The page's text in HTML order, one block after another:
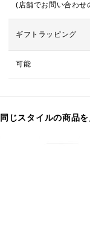
(店舗でお問い合わせ
ギフトラッピング
可能
同じスタイルの商品